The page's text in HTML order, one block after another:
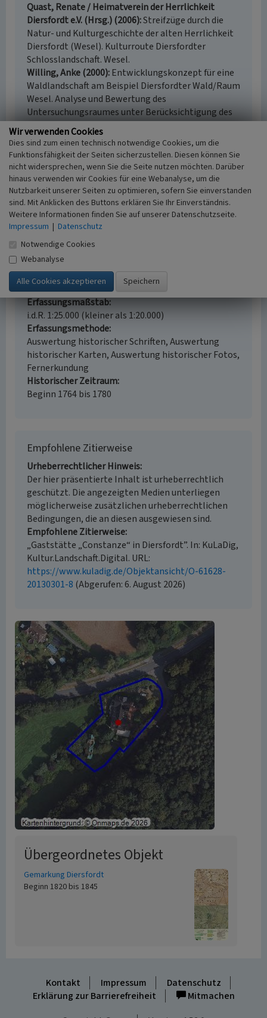
Quast, Renate / Heimatverein der Herrlichkeit
Diersfordt e.V. (Hrsg.) (2006) Streifzüge durch die
Natur- und Kulturgeschichte der alten Herrlichkeit
Diersfordt (Wesel). Kulturroute Diersfordter
Schlosslandschaft. Wesel.
Willing, Anke (2000) Entwicklungskonzept für eine
Waldlandschaft am Beispiel Diersfordter Wald/Raum
Wesel. Analyse und Bewertung des
Untersuchungsraumes unter Berücksichtigung des
Biotop- und Artenschutzes, der Kulturhistorie und
des Landschaftserlebnisses. Entwicklungsziele,
Nutzungsempfehlungen, Maßnahmen. (
(Unveröffentlichte Diplomarbeit der Universität /
GHS Essen).) Essen.
Gaststätte „Constanze“ in Diersfordt
Schlagwörter
Gaststätte
Fachsicht(en)
Kulturlandschaftspflege, Landeskunde
Erfassungsmaßstab
i.d.R. 1:25.000 (kleiner als 1:20.000)
Erfassungsmethode
Auswertung historischer Schriften, Auswertung
historischer Karten, Auswertung historischer Fotos,
Fernerkundung
Historischer Zeitraum
Beginn 1764 bis 1780
Empfohlene Zitierweise
Urheberrechtlicher Hinweis
Der hier präsentierte Inhalt ist urheberrechtlich
geschützt. Die angezeigten Medien unterliegen
möglicherweise zusätzlichen urheberrechtlichen
Bedingungen, die an diesen ausgewiesen sind.
Empfohlene Zitierweise
„Gaststätte „Constanze“ in Diersfordt”. In: KuLaDig,
Kultur.Landschaft.Digital. URL:
https://www.kuladig.de/Objektansicht/O-61628-
20130301-8 (Abgerufen: 6. August 2026)
Übergeordnetes Objekt
Gemarkung Diersfordt
Beginn 1820 bis 1845
Kontakt Impressum
Datenschutz
Erklärung zur Barrierefreiheit
Mitmachen
Wir verwenden Cookies
Dies sind zum einen technisch notwendige Cookies, um die
Funktionsfähigkeit der Seiten sicherzustellen. Diesen können Sie
nicht widersprechen, wenn Sie die Seite nutzen möchten. Darüber
hinaus verwenden wir Cookies für eine Webanalyse, um die
Nutzbarkeit unserer Seiten zu optimieren, sofern Sie einverstanden
sind. Mit Anklicken des Buttons erklären Sie Ihr Einverständnis.
Weitere Informationen finden Sie auf unserer Datenschutzseite.
Impressum | Datenschutz
Notwendige Cookies
Webanalyse